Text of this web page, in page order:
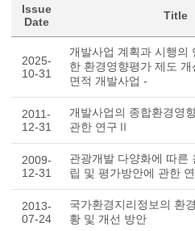
Issue
Date
Title
2025-
10-31
개발사업 계획과 시행의
한 환경영향평가 제도
면적 개발사업 -
2011-
12-31
개발사업의 종합환경영
관한 연구Ⅱ
2009-
12-31
관광개발 다양화에 따른
립 및 평가방안에 관한
2013-
07-24
국가환경지리정보의 환
황 및 개선 방안